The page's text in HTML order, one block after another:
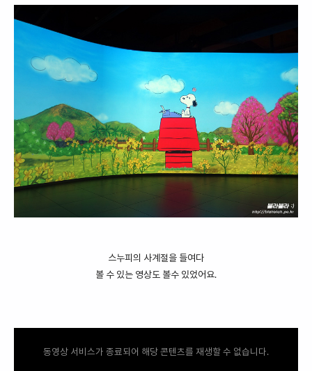
스누피의 사계절을 들여다
볼 수 있는 영상도 볼수 있었어요.
동영상 서비스가 종료되어 해당 콘텐츠를 재생할 수 없습니다.